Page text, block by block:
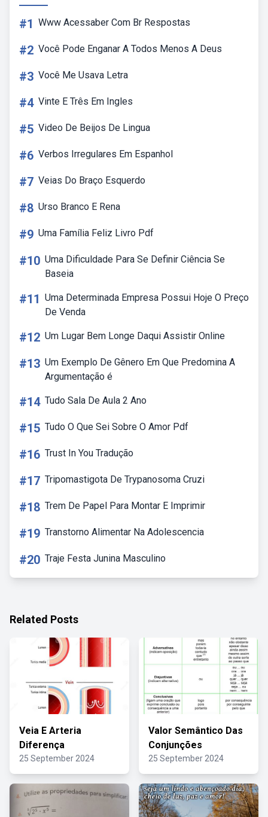
#1 Www Acessaber Com Br Respostas
#2 Você Pode Enganar A Todos Menos A Deus
#3 Você Me Usava Letra
#4 Vinte E Três Em Ingles
#5 Video De Beijos De Lingua
#6 Verbos Irregulares Em Espanhol
#7 Veias Do Braço Esquerdo
#8 Urso Branco E Rena
#9 Uma Família Feliz Livro Pdf
#10 Uma Dificuldade Para Se Definir Ciência Se
Baseia
#11 Uma Determinada Empresa Possui Hoje O Preço
De Venda
#12 Um Lugar Bem Longe Daqui Assistir Online
#13 Um Exemplo De Gênero Em Que Predomina A
Argumentação é
#14 Tudo Sala De Aula 2 Ano
#15 Tudo O Que Sei Sobre O Amor Pdf
#16 Trust In You Tradução
#17 Tripomastigota De Trypanosoma Cruzi
#18 Trem De Papel Para Montar E Imprimir
#19 Transtorno Alimentar Na Adolescencia
#20 Traje Festa Junina Masculino
Related Posts
Veia E Arteria
Diferença
25 September 2024
Valor Semântico Das
Conjunções
25 September 2024